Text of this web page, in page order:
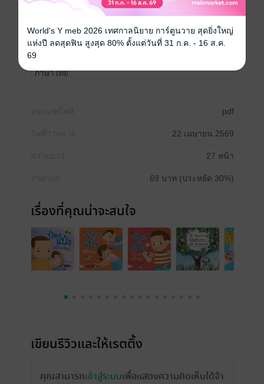
หนังสือเด็ก จำนวน 24 หน้า ไม่รวมปก ผลงานแต่งเรื่อง
พิมพ์และจัดจำหน่ายโดย บริษัทพาส เอ็ดดูเคชั่น จำกัด
(ราคา 95 บาท)
ภาษาไทย
pdf
22 เมษายน 2569
27 หน้า
69 บาท (ประหยัด 30%)
เรื่องที่คุณน่าจะสนใจ
เขียนรีวิวและให้เรตติ้ง
คุณสามารถเข้าสู่ระบบเพื่อแสดงความคิดเห็นได้จ้า
World's Y meb 2026 เทศกาลนิยาย การ์ตูนวาย สุดยิ่งใหญ่
แห่งปี ลดสุดฟิน สูงสุด 80% ตั้งแต่วันที่ 31 ก.ค. - 16 ส.ค.
69